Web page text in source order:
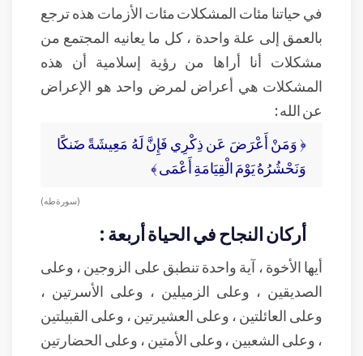
في حياتنا مئات المشكلات مئات الأزمات هذه ترجع
بالعمق إلى علة واحدة ، كل ما يعانيه المجتمع من
مشكلات أنا أراها من رؤية إسلامية أن هذه
المشكلات هي أعراض لمرض واحد هو الإعراض
عن الله :
﴿ وَمَنْ أَعْرَضَ عَن ذِكْرِي فَإِنَّ لَهُ مَعِيشَةً ضَنكًا
وَنَحْشُرُهُ يَوْمَ الْقِيَامَةِ أَعْمَى ﴾
( سورة طه )
أركان النجاح في الحياة أربعة :
أيها الأخوة ، آية واحدة تنطبق على الزوجين ، وعلى
الصديقين ، وعلى الزميلين ، وعلى الأسرتين ،
وعلى العائلتين ، وعلى العشيرتين ، وعلى القبيلتين
، وعلى الشعبين ، وعلى الأمتين ، وعلى الحضارتين